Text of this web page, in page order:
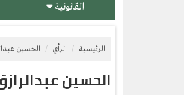
القانونية
الرئيسية الرأي الحسين
الحسين